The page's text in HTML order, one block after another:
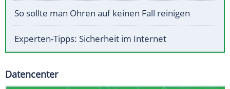
So sollte man Ohren auf keinen Fall reinigen
Experten-Tipps: Sicherheit im Internet
Datencenter